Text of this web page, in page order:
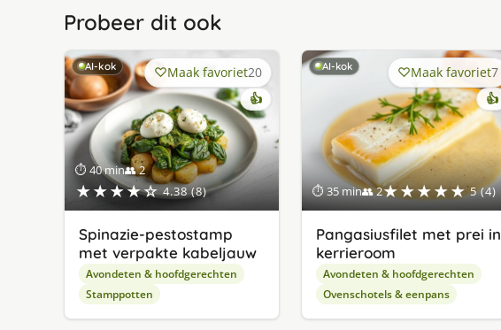
Probeer dit ook
AI-kok
⏱ 40 min👥 2
★★★★☆ 4.38 (8)
Maak favoriet20
👍
Spinazie-pestostamp
met verpakte kabeljauw
Avondeten & hoofdgerechten
Stamppotten
AI-kok
⏱ 35 min👥 2★★★★★ 5 (4)
Maak favoriet7
👍
Pangasiusfilet met prei in
kerrieroom
Avondeten & hoofdgerechten
Ovenschotels & eenpans